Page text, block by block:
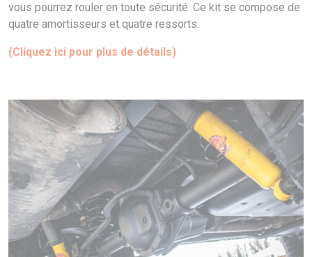
vous pourrez rouler en toute sécurité. Ce kit se compose de
quatre amortisseurs et quatre ressorts.
(Cliquez ici pour plus de détails)